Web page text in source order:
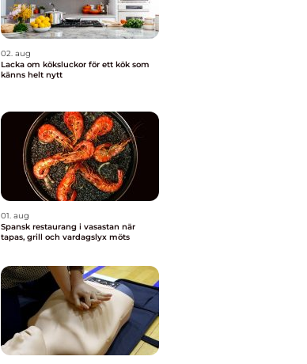
02. aug
Lacka om köksluckor för ett kök som
känns helt nytt
01. aug
Spansk restaurang i vasastan när
tapas, grill och vardagslyx möts